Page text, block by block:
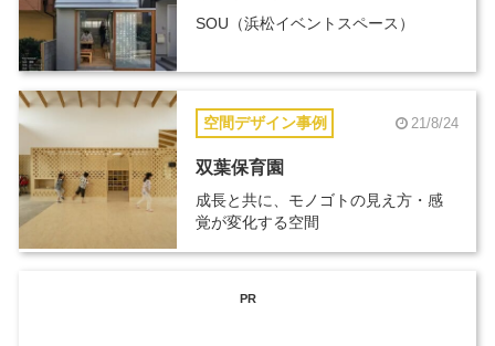
SOU（浜松イベントスペース）
空間デザイン事例 21/8/24
双葉保育園
成長と共に、モノゴトの見え方・感
覚が変化する空間
PR